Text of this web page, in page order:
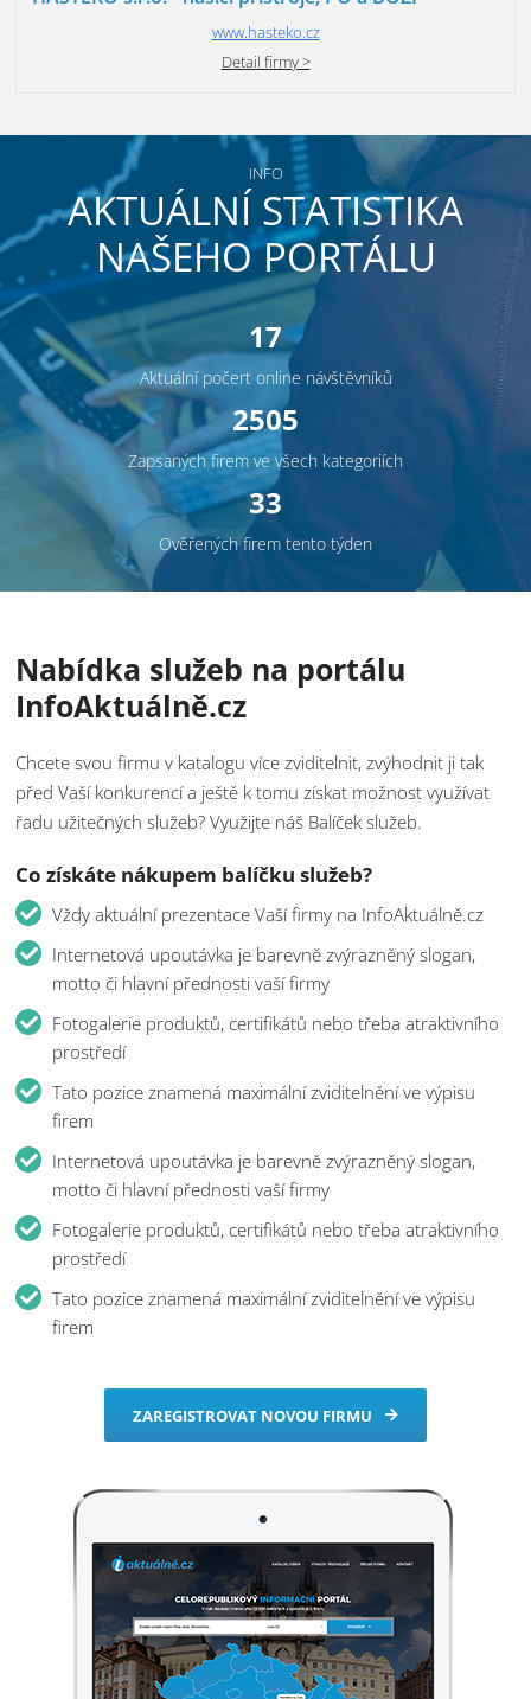
www.hasteko.cz
Detail firmy >
INFO
AKTUÁLNÍ STATISTIKA
NAŠEHO PORTÁLU
17
Aktuální počert online návštěvníků
2505
Zapsaných firem ve všech kategoriích
33
Ověřených firem tento týden
Nabídka služeb na portálu
InfoAktuálně.cz
Chcete svou firmu v katalogu více zviditelnit, zvýhodnit ji tak
před Vaší konkurencí a ještě k tomu získat možnost využívat
řadu užitečných služeb? Využijte náš Balíček služeb.
Co získáte nákupem balíčku služeb?
Vždy aktuální prezentace Vaší firmy na InfoAktuálně.cz
Internetová upoutávka je barevně zvýrazněný slogan,
motto či hlavní přednosti vaší firmy
Fotogalerie produktů, certifikátů nebo třeba atraktivního
prostředí
Tato pozice znamená maximální zviditelnění ve výpisu
firem
Internetová upoutávka je barevně zvýrazněný slogan,
motto či hlavní přednosti vaší firmy
Fotogalerie produktů, certifikátů nebo třeba atraktivního
prostředí
Tato pozice znamená maximální zviditelnění ve výpisu
firem
ZAREGISTROVAT NOVOU FIRMU